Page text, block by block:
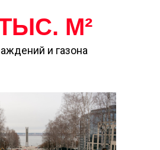
М²
и газона